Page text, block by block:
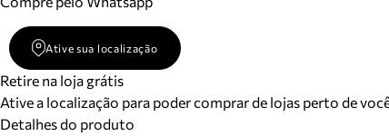
Ative sua localização
Retire na loja grátis
Ative a localização para poder comprar de lojas perto de
Detalhes do produto